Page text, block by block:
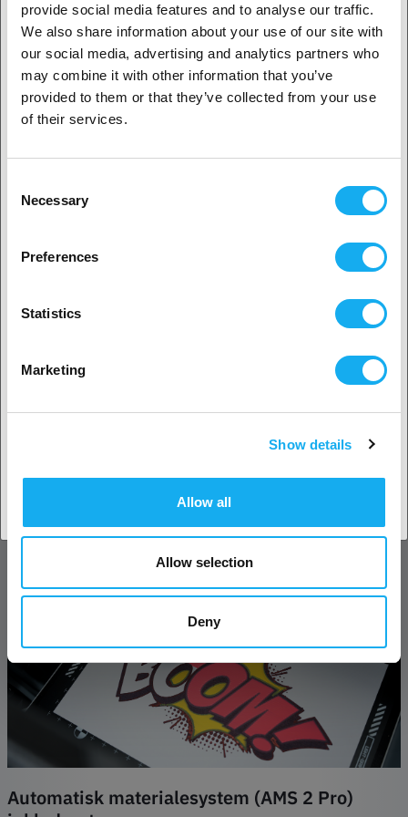
provide social media features and to analyse our traffic.
We also share information about your use of our site with
our social media, advertising and analytics partners who
may combine it with other information that you’ve
provided to them or that they’ve collected from your use
of their services.
Selection
Necessary
Preferences
Statistics
Marketing
Show details
Allow all
Allow selection
Deny
Ved at konvertere digitale billeder til skærestier kan H2D opnå
perfekt præcision i skæringen, uanset om du arbejder med
indviklede mønstre eller større designs, hvilket giver fleksibilitet for
både hobbyfolk og professionelle.
En anden funktion, der adskiller H2D Laser Edition Combo fra andre,
er dens Pen Drawing-funktion. Med den kan du montere en pen eller
samme præcisionskontrol som laserskærings- og
bare en laserskærer, men et komplet designværktøj til både skæring
og kunstnerisk tegning.
Automatisk materialesystem (AMS 2 Pro)
1. Er du erhvervskunde eller privatkunde?
Erhvervskunde
Privat kunde